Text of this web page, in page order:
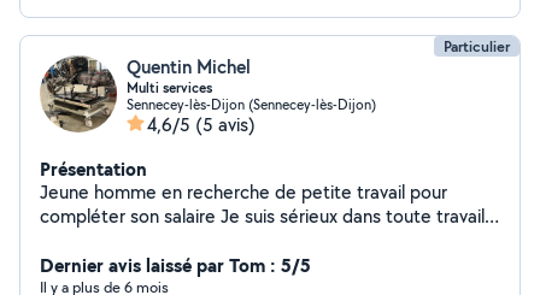
Particulier
Quentin Michel
Multi services
Sennecey-lès-Dijon (Sennecey-lès-Dijon)
4,6/5 (5 avis)
Présentation
Jeune homme en recherche de petite travail pour
compléter son salaire Je suis sérieux dans toute travail
automobile et réparation toute type de moteur (
débroussailleuse,motoculteur,tronceneuse,quad ect ect
Dernier avis laissé par Tom : 5/5
Il y a plus de 6 mois